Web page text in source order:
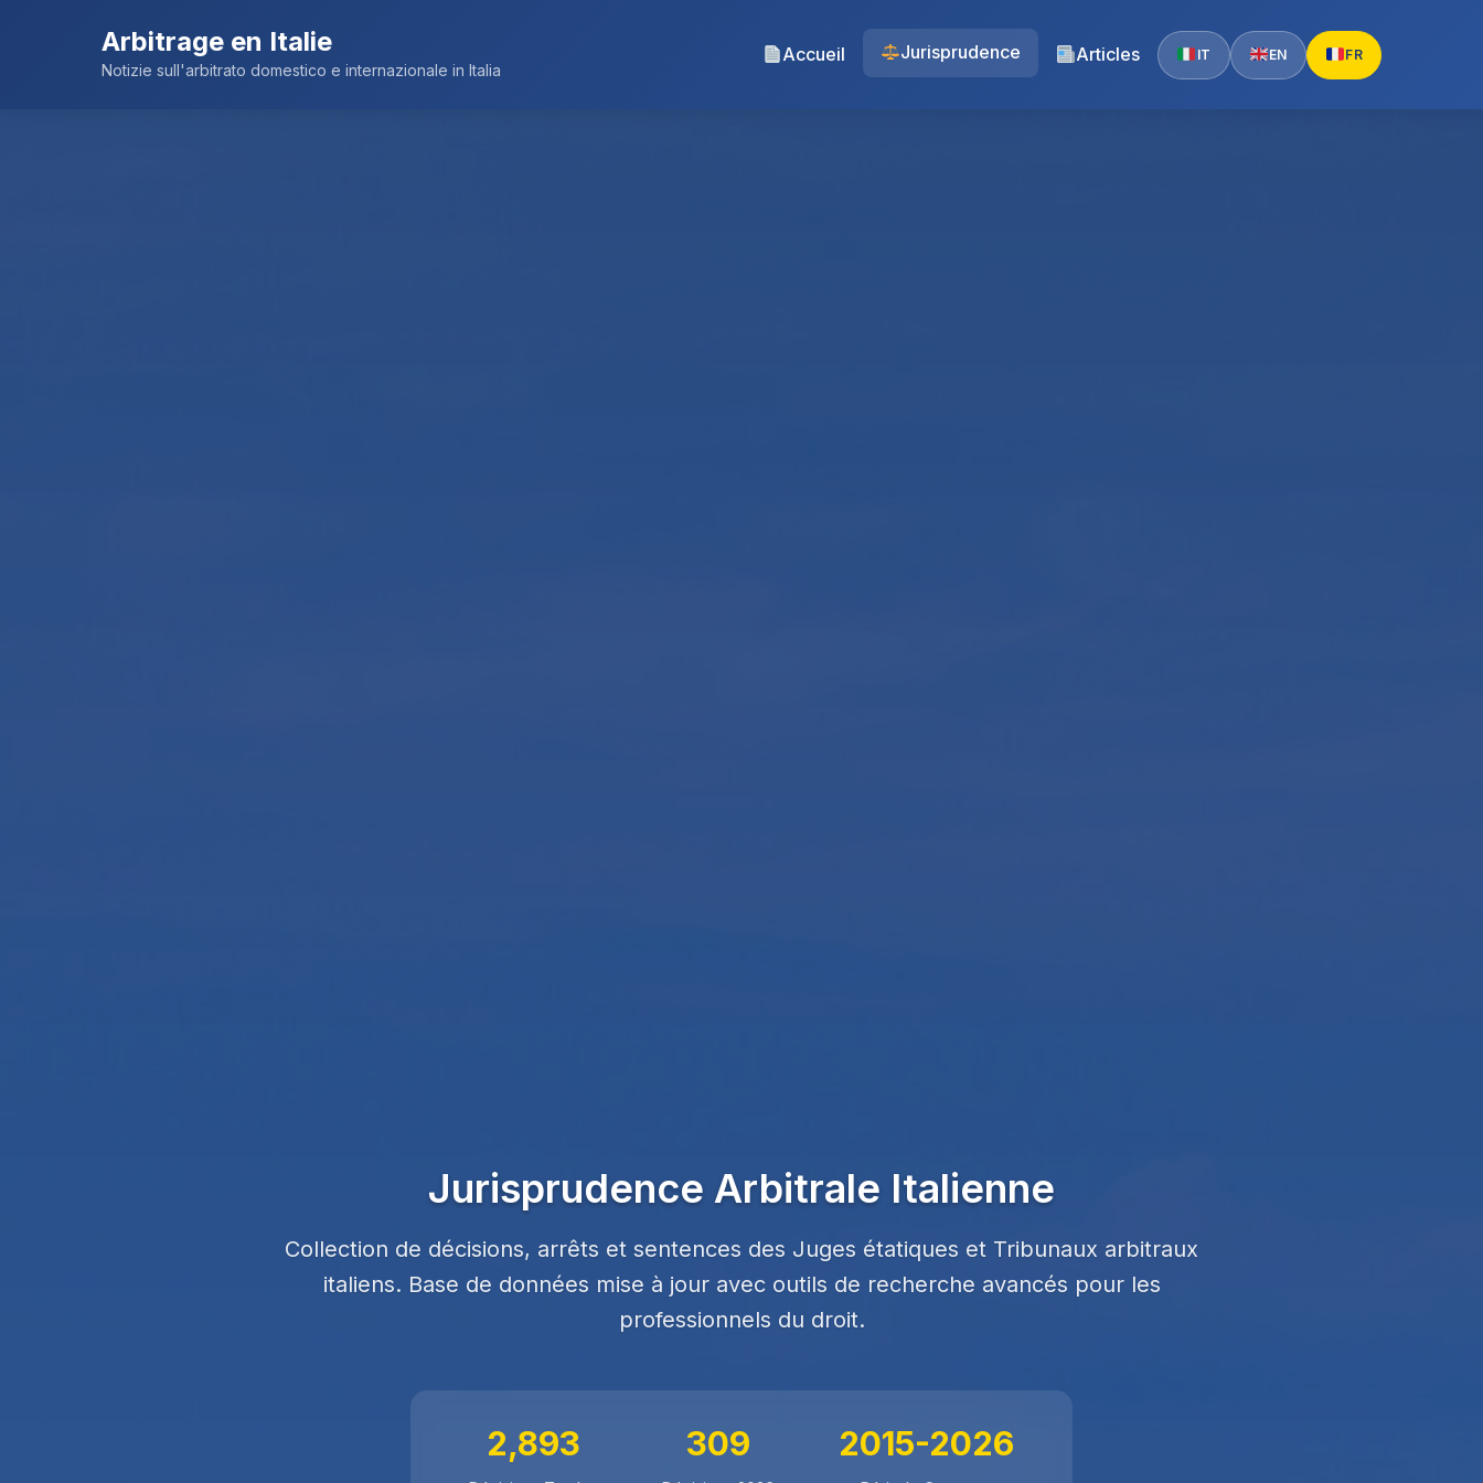
Arbitrage en Italie
Notizie sull'arbitrato domestico e internazionale in Italia
Accueil Jurisprudence Articles IT EN FR
Jurisprudence Arbitrale Italienne
Collection de décisions, arrêts et sentences des Juges étatiques et Tribunaux arbitraux
italiens. Base de données mise à jour avec outils de recherche avancés pour les
professionnels du droit.
2,893 309 2015-2026